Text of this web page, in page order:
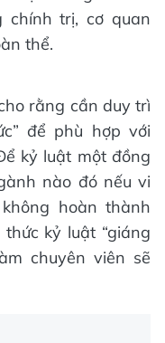
chính trị, cơ quan
thể.
rằng cần duy trì
để phù hợp với
kỷ luật một đồng
nào đó nếu vi
hoàn thành
kỷ luật “giáng
chuyên viên sẽ